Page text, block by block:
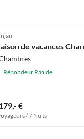
de vacances
Répondeur Rapide
€
/ 7 Nuits